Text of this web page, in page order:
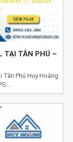
TẠI TÂN PHÚ –
Phú Huy Hoàng